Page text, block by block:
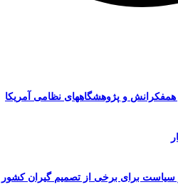
و پژوهشگاههای نظامی آمریکا
برای برخی از تصمیم گیران کشور